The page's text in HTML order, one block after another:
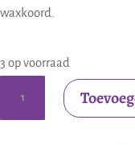
waxkoord.
3 op voorraad